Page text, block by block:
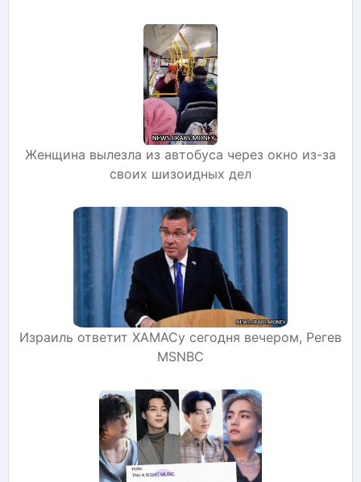
Женщина вылезла из автобуса через окно из-за
своих шизоидных дел
Израиль ответит ХАМАСу сегодня вечером, Регев
MSNBC